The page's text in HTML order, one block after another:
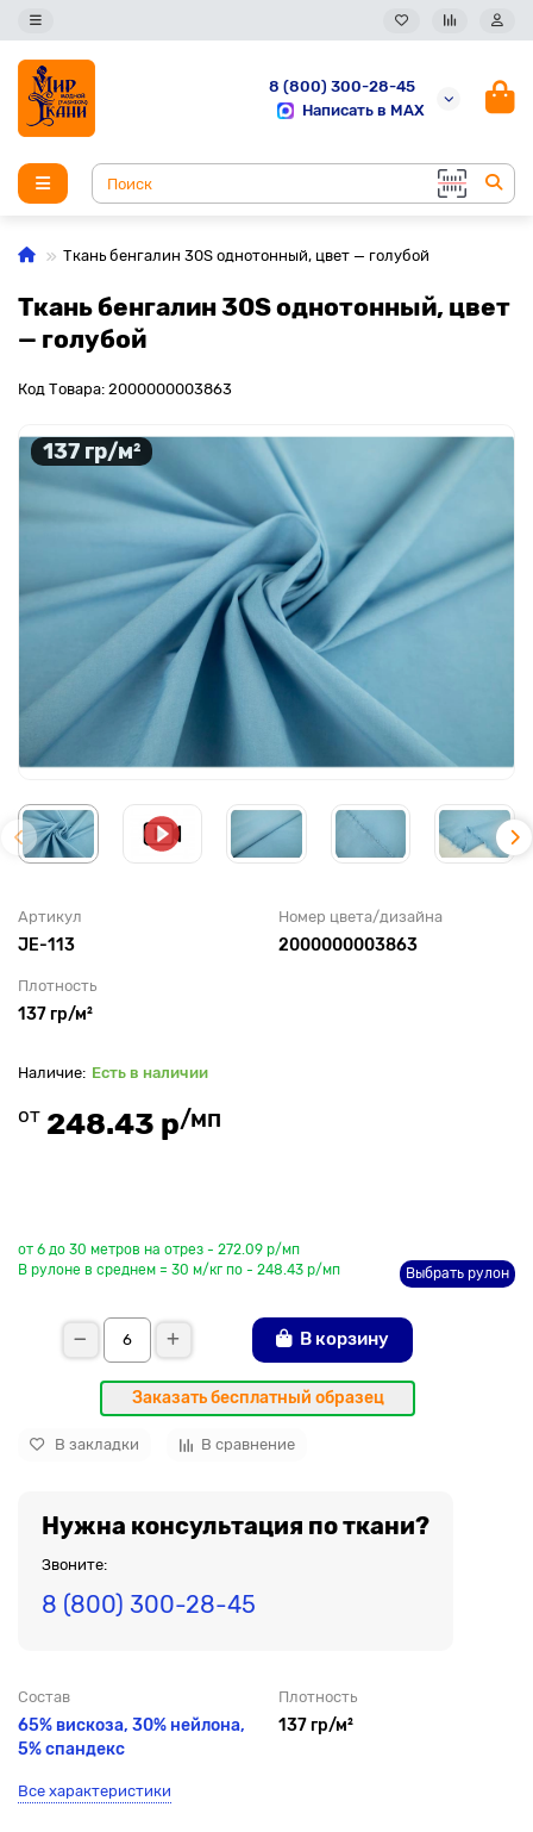
8 (800) 300-28-45
Написать в MAX
Ткань бенгалин 30S однотонный, цвет — голубой
Ткань бенгалин 30S однотонный, цвет
— голубой
Код Товара: 2000000003863
137 гр/м²
Артикул
JE-113
Номер цвета/дизайна
2000000003863
Плотность
137 гр/м²
Есть в наличии
от 248.43 р/мп
от 6 до 30 метров на отрез - 272.09 р/мп
В рулоне в среднем = 30 м/кг по - 248.43 р/мп
Выбрать рулон
В корзину
Заказать бесплатный образец
В закладки В сравнение
Нужна консультация по ткани?
Звоните:
8 (800) 300-28-45
Состав
65% вискоза, 30% нейлона,
5% спандекс
Плотность
137 гр/м²
Все характеристики